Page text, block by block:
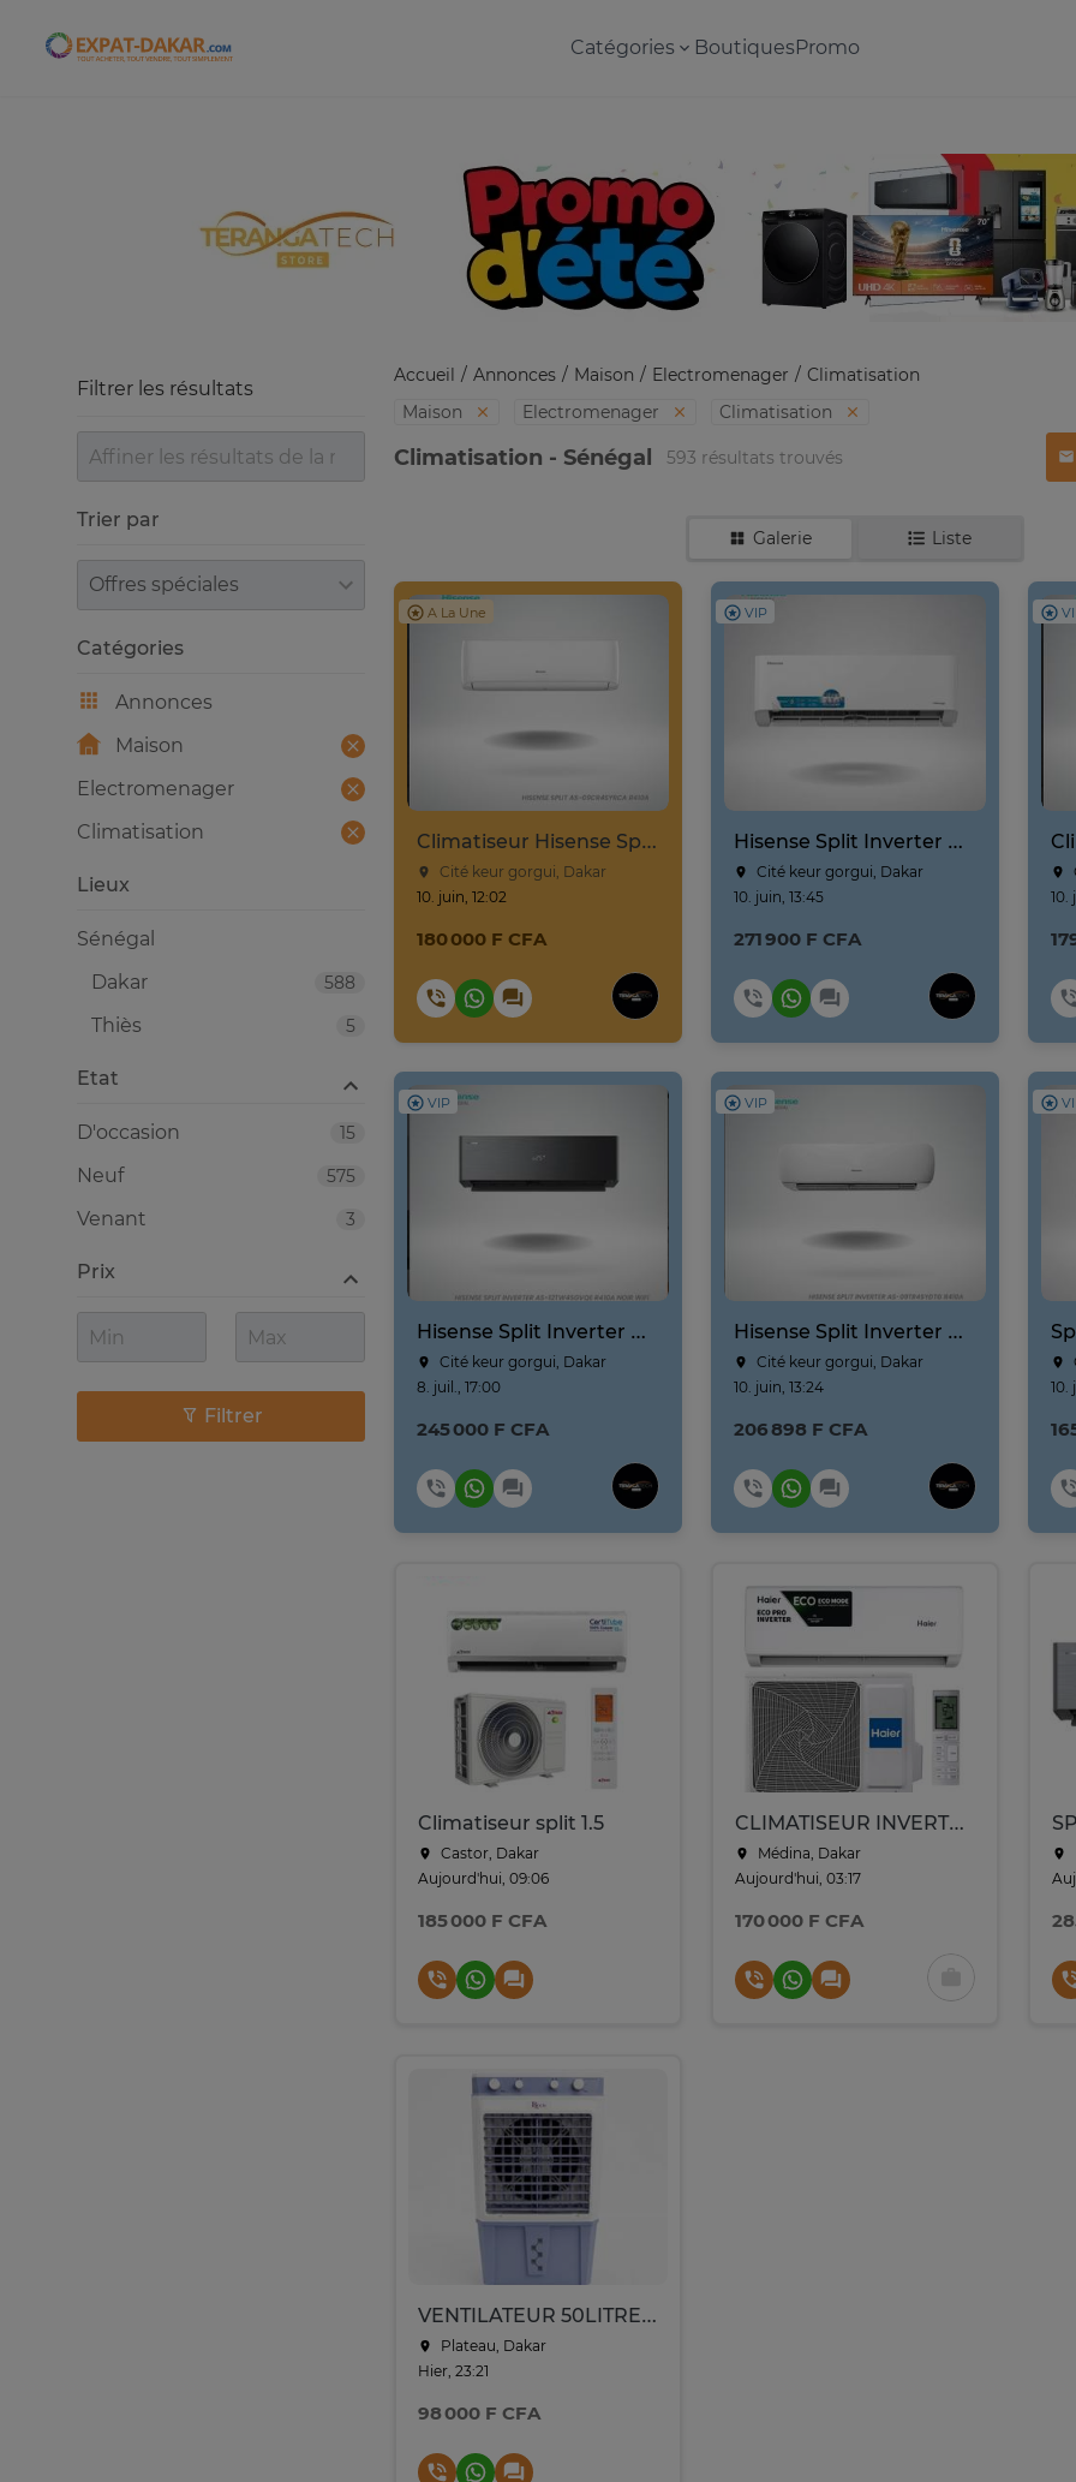
Expat-Dakar Catégories BoutiquesPromo
Accueil Annonces Maison Electromenager
Climatisation
Maison
Electromenager Climatisation
Climatisation - Sénégal 593 résultats trouvés
Galerie Liste
A La Une
Climatiseur Hisense Split AS-09CR
Cité keur gorgui, Dakar
10. juin, 12:02
180 000 F CFA
VIP
Hisense Split Inverter AS-12TW4SLUHBW R410A Blanc Wifi
Cité keur gorgui, Dakar
10. juin, 13:45
271 900 F CFA
10.
VIP
Hisense Split Inverter AS-12TW4SLUHBB R410A Noir Wifi
Cité keur gorgui, Dakar
8. juil., 17:00
245 000 F CFA
VIP
Hisense Split Inverter AS-09TR
Cité keur gorgui, Dakar
10. juin, 13:24
206 898 F CFA
10.
Climatiseur split 1.5
Castor, Dakar
Aujourd'hui, 09:06
185 000 F CFA
CLIMATISEUR INVERTER HAIER HSU-10RBSR1E 10000BTU
Médina, Dakar
Aujourd'hui, 03:17
170 000 F CFA
VENTILATEUR 50LITRES A EAU ROCH HUMIDIFICATEUR RC50L(AC)
Plateau, Dakar
Hier, 23:21
98 000 F CFA
Filtrer les résultats
Trier par
Trier par
Catégories
Annonces
Maison
Electromenager
Climatisation
Lieux
Sénégal
588
Dakar
5
Thiès
Etat
15
D'occasion
575
Neuf
3
Venant
Prix
Filtrer